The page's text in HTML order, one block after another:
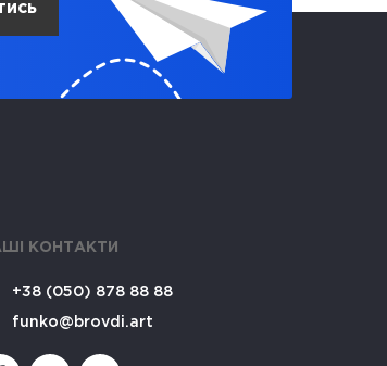
КОНТАКТИ
+38 (050) 878 88 88
funko@brovdi.art